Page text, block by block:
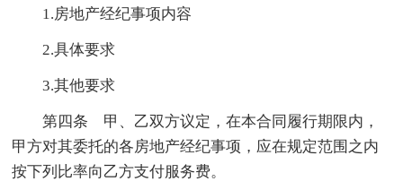
1.房地产经纪事项内容
2.具体要求
3.其他要求
第四条 甲、乙双方议定，在本合同履行期限内，
甲方对其委托的各房地产经纪事项，应在规定范围之内
按下列比率向乙方支付服务费。